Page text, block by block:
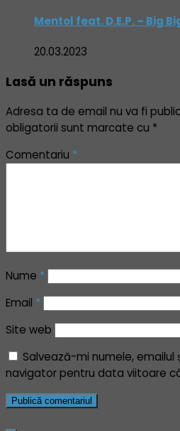
Mentol feat. D.E.P. – Big
20.03.2023
Lasă un răspuns
Adresa ta de email nu va fi
obligatorii sunt marcate cu *
Comentariu *
Nume *
Email *
Site web
Salvează-mi numele,
navigator pentru data viitoare